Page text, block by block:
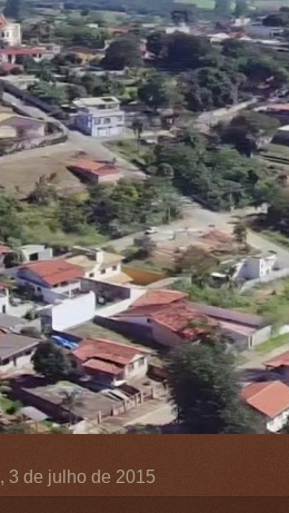
3 de julho de 2015